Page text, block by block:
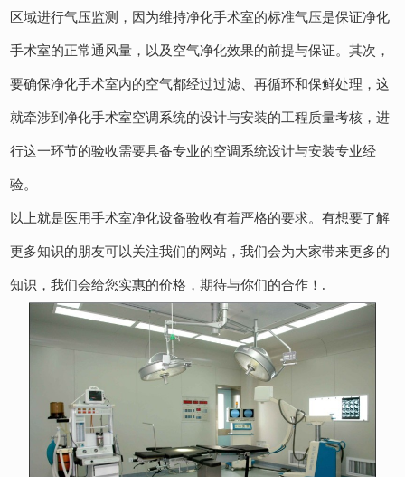
区域进行气压监测，因为维持净化手术室的标准气压是保证净化
手术室的正常通风量，以及空气净化效果的前提与保证。其次，
要确保净化手术室内的空气都经过过滤、再循环和保鲜处理，这
就牵涉到净化手术室空调系统的设计与安装的工程质量考核，进
行这一环节的验收需要具备专业的空调系统设计与安装专业经
验。
以上就是医用手术室净化设备验收有着严格的要求。有想要了解
更多知识的朋友可以关注我们的网站，我们会为大家带来更多的
知识，我们会给您实惠的价格，期待与你们的合作！.